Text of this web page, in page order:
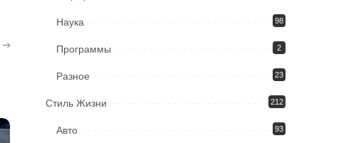
Наука 98
Программы 2
Разное 23
Стиль Жизни 212
Авто 93